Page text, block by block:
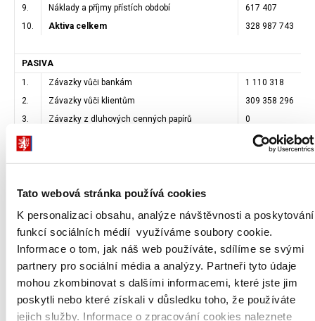
Tato webová stránka používá cookies
K personalizaci obsahu, analýze návštěvnosti a poskytování
funkcí sociálních médií využíváme soubory cookie.
Informace o tom, jak náš web používáte, sdílíme se svými
partnery pro sociální média a analýzy. Partneři tyto údaje
mohou zkombinovat s dalšími informacemi, které jste jim
poskytli nebo které získali v důsledku toho, že používáte
jejich služby. Informace o zpracování cookies naleznete
9.
Náklady a příjmy přístích období
617 407
10.
Aktiva celkem 328 987 743
PASIVA
1.
Závazky vůči bankám
1 110 318
2.
Závazky vůči klientům
309 358 296
3.
Závazky z dluhových cenných papírů
0
4.
2 833 497
1 294 801
7.
Základní kapitál
8.
Rezervní fondy a ostatní fondy ze zisku
3 234 908
9.
Nerozdělený zisk nebo neuhrazená ztráta z
2 140 932
11.
Pasiva celkem 328 987 743
VÝKAZ ZISKU A ZTRÁT